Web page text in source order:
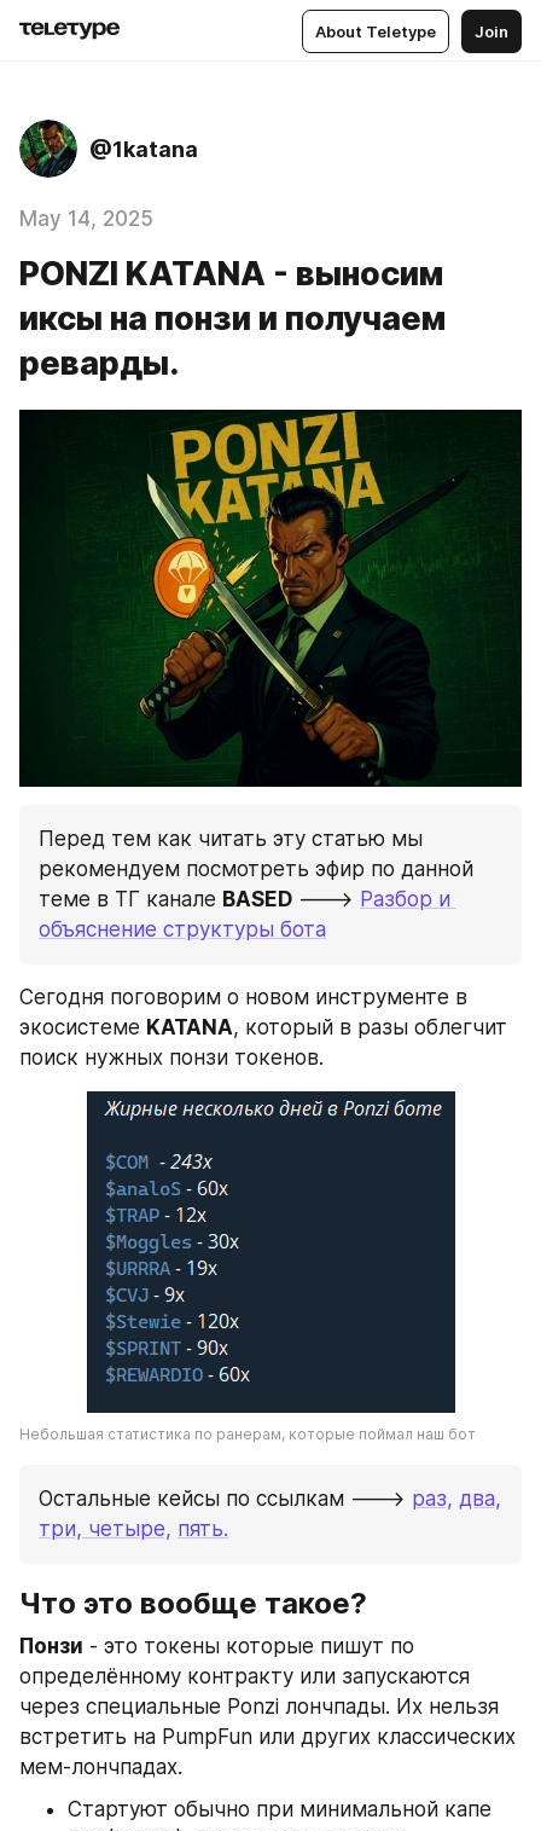
About Teletype Join
@1katana
May 14, 2025
PONZI KATANA - выносим
иксы на понзи и получаем
реварды.
Перед тем как читать эту статью мы
рекомендуем посмотреть эфир по данной
теме в ТГ канале BASED ---> Разбор и
объяснение структуры бота
Сегодня поговорим о новом инструменте в
экосистеме KATANA, который в разы облегчит
поиск нужных понзи токенов.
Небольшая статистика по ранерам, которые поймал наш бот
Остальные кейсы по ссылкам ---> раз, два,
три, четыре, пять.
Что это вообще такое?
Понзи - это токены которые пишут по
определённому контракту или запускаются
через специальные Ponzi лончпады. Их нельзя
встретить на PumpFun или других классических
мем-лончпадах.
Стартуют обычно при минимальной капе